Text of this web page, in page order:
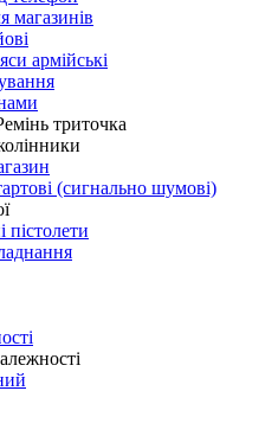
магазинів
армійські
триточка
(сигнально шумові)
пістолети